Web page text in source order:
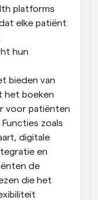
platforms
elke patiënt
hun
bieden van
het boeken
voor patiënten
zoals
digitale
en
de
die het